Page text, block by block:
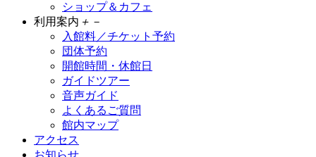
ショップ＆カフェ
利用案内 ＋ －
入館料／チケット予約
団体予約
開館時間・休館日
ガイドツアー
音声ガイド
よくあるご質問
館内マップ
アクセス